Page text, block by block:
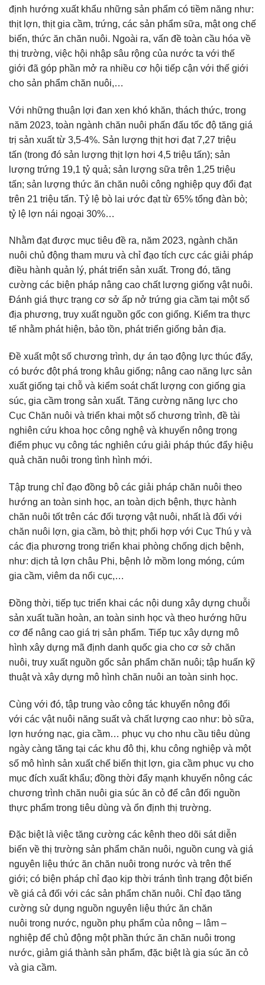
định hướng xuất khẩu những sản phẩm có tiềm năng như:
thịt lợn, thịt gia cầm, trứng, các sản phẩm sữa, mật ong chế
biến, thức ăn chăn nuôi. Ngoài ra, vấn đề toàn cầu hóa về
thị trường, việc hội nhập sâu rộng của nước ta với thế
giới đã góp phần mở ra nhiều cơ hội tiếp cận với thế giới
cho sản phẩm chăn nuôi,…
Với những thuận lợi đan xen khó khăn, thách thức, trong
năm 2023, toàn ngành chăn nuôi phấn đấu tốc độ tăng giá
trị sản xuất từ 3,5-4%. Sản lượng thịt hơi đạt 7,27 triệu
tấn (trong đó sản lượng thịt lợn hơi 4,5 triệu tấn); sản
lượng trứng 19,1 tỷ quả; sản lượng sữa trên 1,25 triệu
tấn; sản lượng thức ăn chăn nuôi công nghiệp quy đổi đạt
trên 21 triệu tấn. Tỷ lệ bò lai ước đạt từ 65% tổng đàn bò;
tỷ lệ lợn nái ngoại 30%…
Nhằm đạt được mục tiêu đề ra, năm 2023, ngành chăn
nuôi chủ động tham mưu và chỉ đạo tích cực các giải pháp
điều hành quản lý, phát triển sản xuất. Trong đó, tăng
cường các biện pháp nâng cao chất lượng giống vật nuôi.
Đánh giá thực trạng cơ sở ấp nở trứng gia cầm tại một số
địa phương, truy xuất nguồn gốc con giống. Kiểm tra thực
tế nhằm phát hiện, bảo tồn, phát triển giống bản địa.
Đề xuất một số chương trình, dự án tạo động lực thúc đẩy,
có bước đột phá trong khâu giống; nâng cao năng lực sản
xuất giống tại chỗ và kiểm soát chất lượng con giống gia
súc, gia cầm trong sản xuất. Tăng cường năng lực cho
Cục Chăn nuôi và triển khai một số chương trình, đề tài
nghiên cứu khoa học công nghệ và khuyến nông trọng
điểm phục vụ công tác nghiên cứu giải pháp thúc đẩy hiệu
quả chăn nuôi trong tình hình mới.
Tập trung chỉ đạo đồng bộ các giải pháp chăn nuôi theo
hướng an toàn sinh học, an toàn dịch bệnh, thực hành
chăn nuôi tốt trên các đối tượng vật nuôi, nhất là đối với
chăn nuôi lợn, gia cầm, bò thịt; phối hợp với Cục Thú y và
các địa phương trong triển khai phòng chống dịch bệnh,
như: dịch tả lợn châu Phi, bệnh lở mồm long móng, cúm
gia cầm, viêm da nổi cục,…
Đồng thời, tiếp tục triển khai các nội dung xây dựng chuỗi
sản xuất tuần hoàn, an toàn sinh học và theo hướng hữu
cơ để nâng cao giá trị sản phẩm. Tiếp tục xây dựng mô
hình xây dựng mã định danh quốc gia cho cơ sở chăn
nuôi, truy xuất nguồn gốc sản phẩm chăn nuôi; tập huấn kỹ
thuật và xây dựng mô hình chăn nuôi an toàn sinh học.
Cùng với đó, tập trung vào công tác khuyến nông đối
với các vật nuôi năng suất và chất lượng cao như: bò sữa,
lợn hướng nạc, gia cầm… phục vụ cho nhu cầu tiêu dùng
ngày càng tăng tại các khu đô thị, khu công nghiệp và một
số mô hình sản xuất chế biến thịt lợn, gia cầm phục vụ cho
mục đích xuất khẩu; đồng thời đẩy mạnh khuyến nông các
chương trình chăn nuôi gia súc ăn cỏ để cân đối nguồn
thực phẩm trong tiêu dùng và ổn định thị trường.
Đặc biệt là việc tăng cường các kênh theo dõi sát diễn
biến về thị trường sản phẩm chăn nuôi, nguồn cung và giá
nguyên liệu thức ăn chăn nuôi trong nước và trên thế
giới; có biện pháp chỉ đạo kịp thời tránh tình trạng đột biến
về giá cả đối với các sản phẩm chăn nuôi. Chỉ đạo tăng
cường sử dụng nguồn nguyên liệu thức ăn chăn
nuôi trong nước, nguồn phụ phẩm của nông – lâm –
nghiệp để chủ động một phần thức ăn chăn nuôi trong
nước, giảm giá thành sản phẩm, đặc biệt là gia súc ăn cỏ
và gia cầm.